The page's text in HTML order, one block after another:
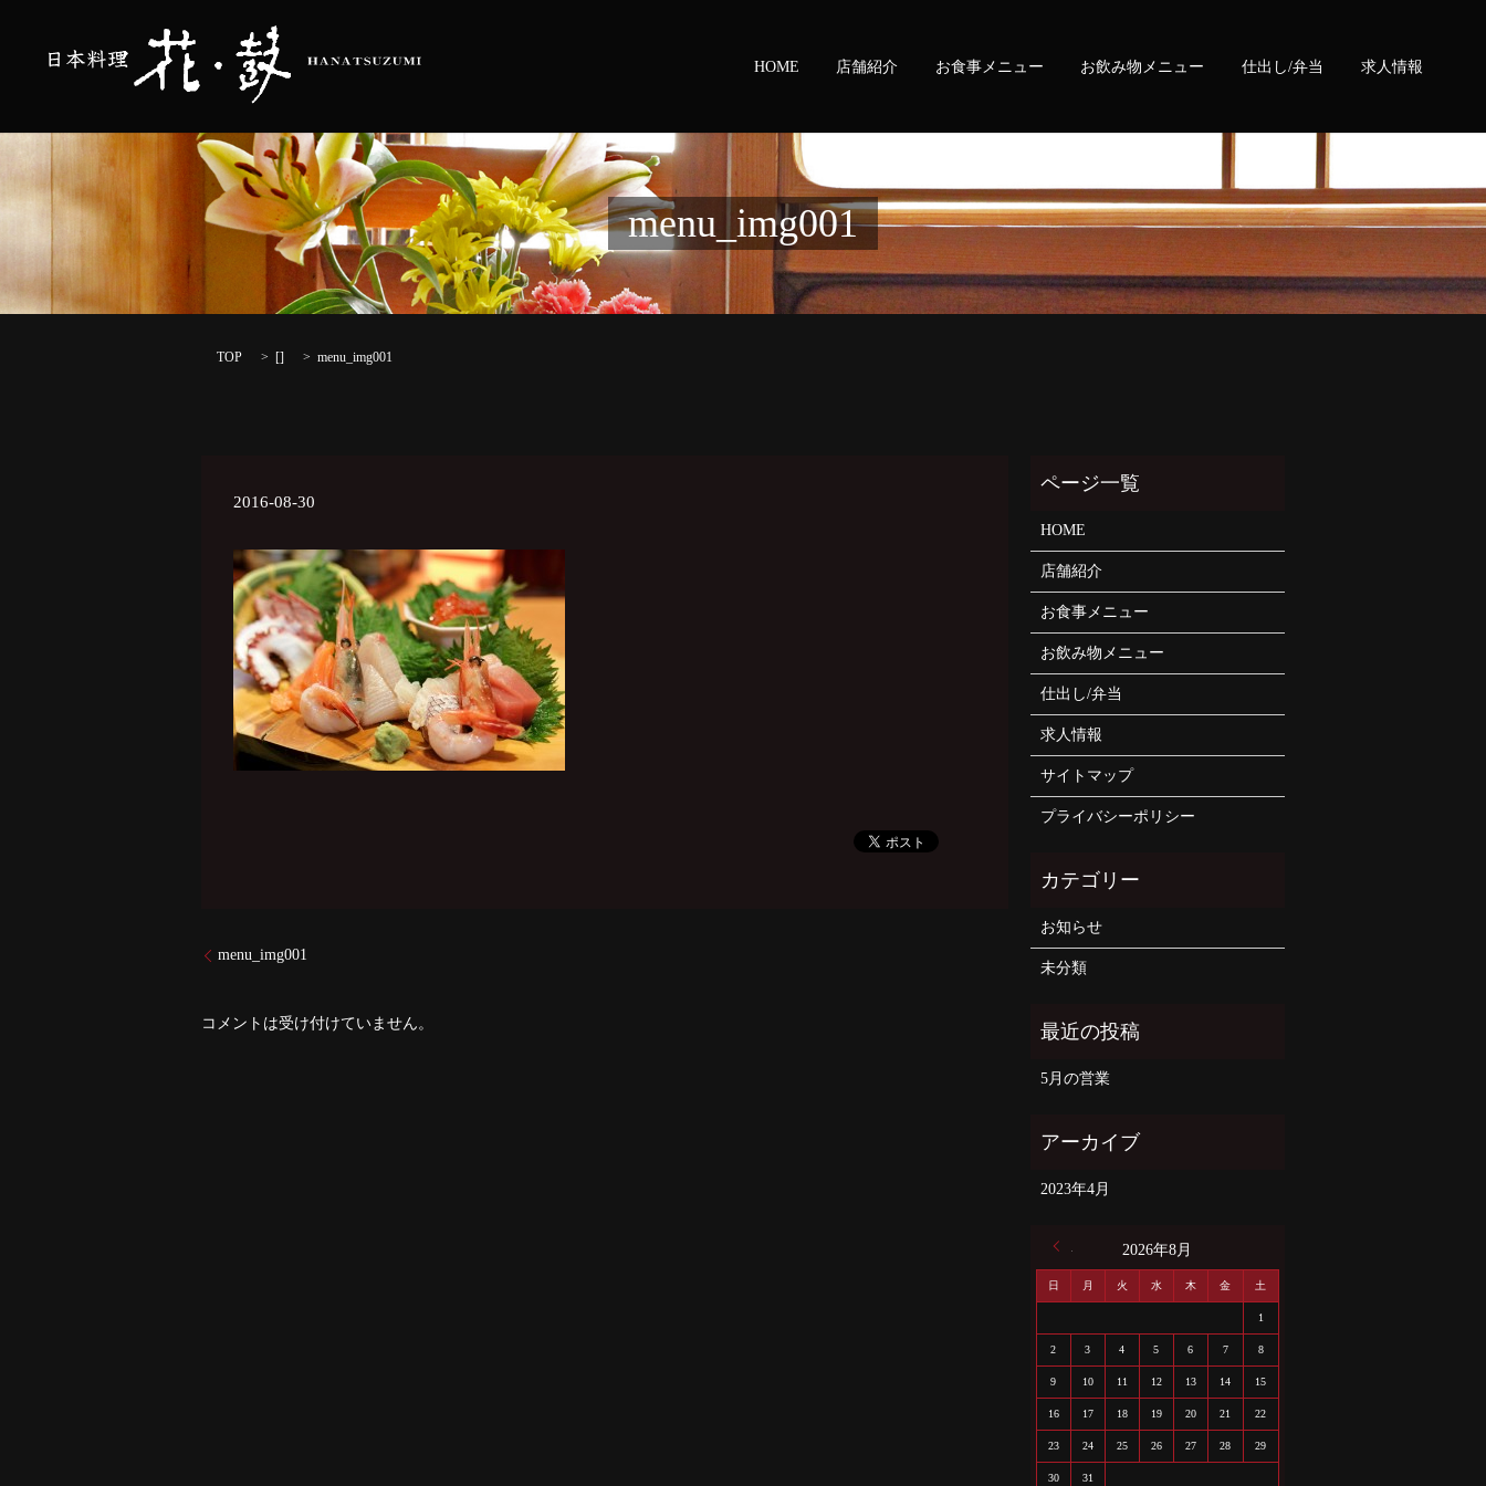
HOME 店舗紹介 お食事メニュー お飲み物メニュー 仕出し/弁当 求人情報
menu_img001
TOP [] menu_img001
2016-08-30
menu_img001
コメントは受け付けていません。
HOME
店舗紹介
お食事メニュー
お飲み物メニュー
仕出し/弁当
求人情報
サイトマップ
プライバシーポリシー
お知らせ
未分類
5月の営業
2023年4月
2026年8月
日 月 火 水 木 金 土
1
2 3 4 5 6 7 8
9 10 11 12 13 14 15
16 17 18 19 20 21 22
23 24 25 26 27 28 29
30 31